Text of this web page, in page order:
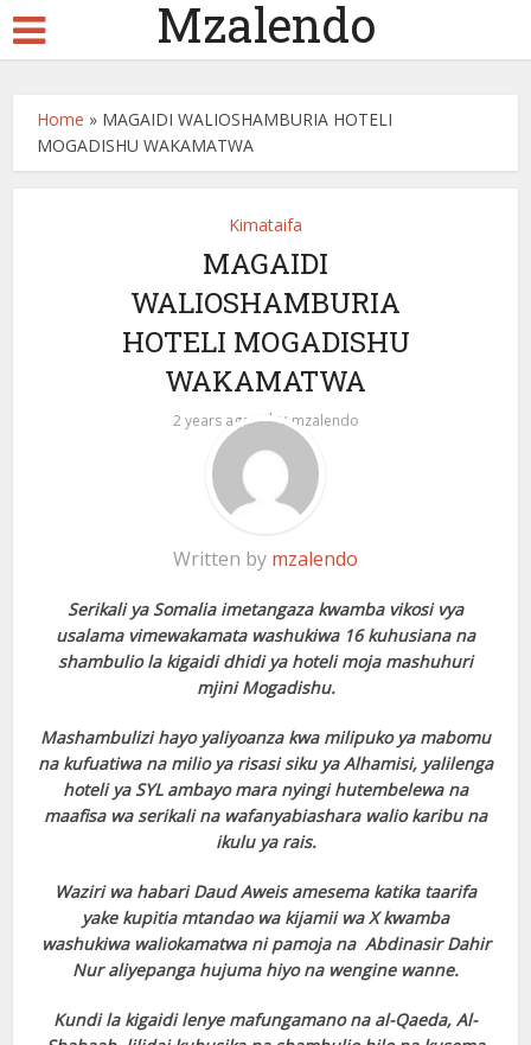
Mzalendo
Home » MAGAIDI WALIOSHAMBURIA HOTELI
MOGADISHU WAKAMATWA
Kimataifa
MAGAIDI
WALIOSHAMBURIA
HOTELI MOGADISHU
WAKAMATWA
2 years ago by mzalendo
Written by mzalendo
Serikali ya Somalia imetangaza kwamba vikosi vya
usalama vimewakamata washukiwa 16 kuhusiana na
shambulio la kigaidi dhidi ya hoteli moja mashuhuri
mjini Mogadishu.
Mashambulizi hayo yaliyoanza kwa milipuko ya mabomu
na kufuatiwa na milio ya risasi siku ya Alhamisi, yalilenga
hoteli ya SYL ambayo mara nyingi hutembelewa na
maafisa wa serikali na wafanyabiashara walio karibu na
ikulu ya rais.
Waziri wa habari Daud Aweis amesema katika taarifa
yake kupitia mtandao wa kijamii wa X kwamba
washukiwa waliokamatwa ni pamoja na Abdinasir Dahir
Nur aliyepanga hujuma hiyo na wengine wanne.
Kundi la kigaidi lenye mafungamano na al-Qaeda, Al-